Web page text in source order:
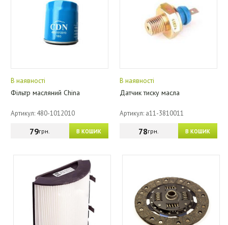
В наявності
Фільтр масляний China
Артикул: 480-1012010
В КОШИК
79грн.
В наявності
Датчик тиску масла
Артикул: a11-3810011
В КОШИК
78грн.